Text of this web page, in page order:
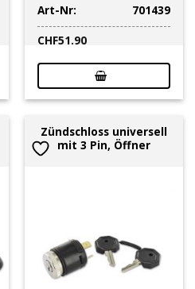
Art-Nr:
701439
CHF51.90
Zündschloss universell
mit 3 Pin, Öffner